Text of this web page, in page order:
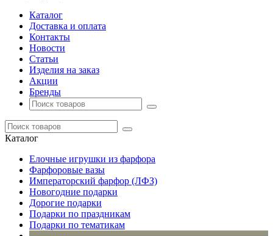
Каталог
Доставка и оплата
Контакты
Новости
Статьи
Изделия на заказ
Акции
Бренды
Каталог
Елочные игрушки из фарфора
Фарфоровые вазы
Императорский фарфор (ЛФЗ)
Новогодние подарки
Дорогие подарки
Подарки по праздникам
Подарки по тематикам